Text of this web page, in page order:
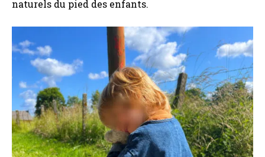
naturels du pied des enfants.